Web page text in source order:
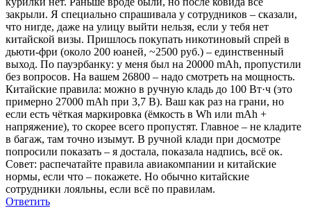
закрыли. Я специально спрашивала у сотрудников – сказали,
что нигде, даже на улицу выйти нельзя, если у тебя нет
китайской визы. Пришлось покупать никотиновый спрей в
дьюти-фри (около 200 юаней, ~2500 руб.) – единственный
выход. По пауэрбанку: у меня был на 20000 mAh, пропустили
без вопросов. На вашем 26800 – надо смотреть на мощность.
Китайские правила: можно в ручную кладь до 100 Вт·ч (это
примерно 27000 mAh при 3,7 В). Ваш как раз на грани, но
если есть чёткая маркировка (ёмкость в Wh или mAh +
напряжение), то скорее всего пропустят. Главное – не кладите
в багаж, там точно изымут. В ручной клади при досмотре
попросили показать – я достала, показала надпись, всё ок.
Совет: распечатайте правила авиакомпании и китайские
нормы, если что – покажете. Но обычно китайские
сотрудники лояльны, если всё по правилам.
Ответить